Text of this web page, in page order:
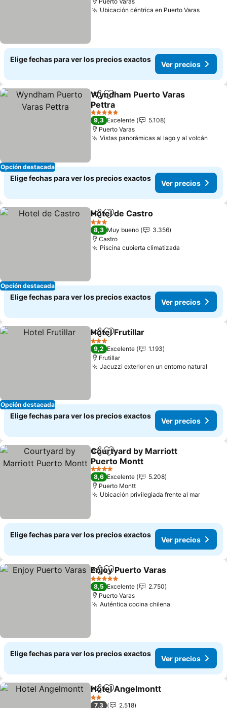
Ubicación céntrica en Puerto Varas
Elige fechas para ver los precios exactos
Ver precios
Opción destacada
CompartirAgregar a favoritos
Wyndham Puerto Varas
Pettra
5 Estrellas
9,3 Excelente
5.108
Puerto Varas
Vistas panorámicas al lago y al volcán
Elige fechas para ver los precios exactos
Ver precios
Opción destacada
CompartirAgregar a favoritos
Hotel de Castro
3 Estrellas
8,3 Muy bueno
3.356
Castro
Piscina cubierta climatizada
Elige fechas para ver los precios exactos
Ver precios
Opción destacada
CompartirAgregar a favoritos
Hotel Frutillar
3 Estrellas
9,2 Excelente
1.193
Frutillar
Jacuzzi exterior en un entorno natural
Elige fechas para ver los precios exactos
Ver precios
CompartirAgregar a favoritos
Courtyard by Marriott
Puerto Montt
4 Estrellas
8,6 Excelente
5.208
Puerto Montt
Ubicación privilegiada frente al mar
Elige fechas para ver los precios exactos
Ver precios
CompartirAgregar a favoritos
Enjoy Puerto Varas
5 Estrellas
8,5 Excelente
2.750
Puerto Varas
Auténtica cocina chilena
Elige fechas para ver los precios exactos
Ver precios
CompartirAgregar a favoritos
Hotel Angelmontt
2 Estrellas
7,3
2.518